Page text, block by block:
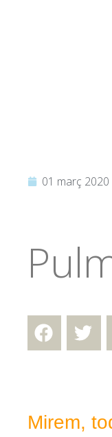
01 març 2020
Mirem,